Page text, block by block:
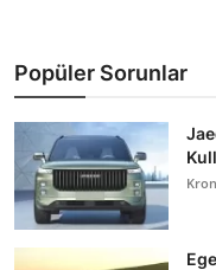
Popüler Sorunlar